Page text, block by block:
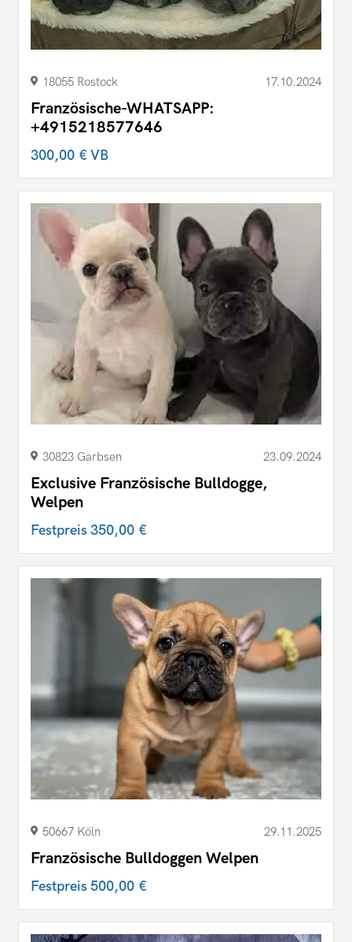
18055 Rostock 17.10.2024
Französische-WHATSAPP:
+4915218577646
300,00 €VB
30823 Garbsen 23.09.2024
Exclusive Französische Bulldogge,
Welpen
Festpreis350,00 €
50667 Köln 29.11.2025
Französische Bulldoggen Welpen
Festpreis500,00 €